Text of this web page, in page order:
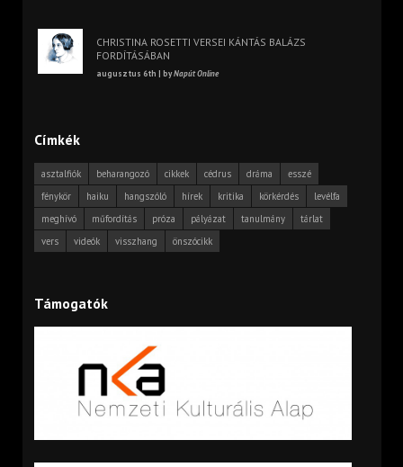
CHRISTINA ROSETTI VERSEI KÁNTÁS BALÁZS
FORDÍTÁSÁBAN
augusztus 6th | byNapút Online
Címkék
asztalfiók beharangozó cikkek cédrus dráma
esszé
fénykör
haiku hangszóló hírek kritika körkérdés
levélfa
meghívó
műfordítás próza pályázat tanulmány
tárlat
vers
videók visszhang önszócikk
Támogatók